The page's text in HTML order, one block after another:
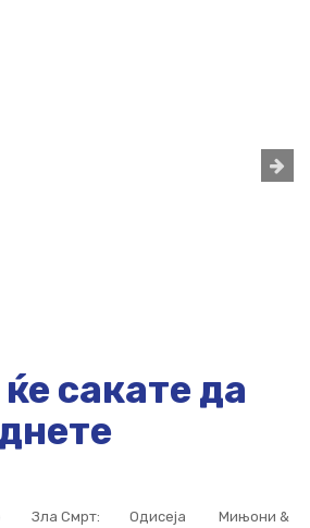
сакате да
Зла Смрт:
Одисеја
Мињони &